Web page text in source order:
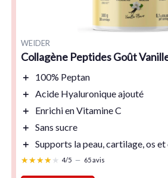
WEIDER
Collagène Peptides Goût
＋ 100% Peptan
＋ Acide Hyaluroniqueajouté
＋
Enrichi en Vitamine C
＋ Sans sucre
＋ Supports la peau, cartilage, os
★★★★★
★★★★★ 4/5 — 65 avis